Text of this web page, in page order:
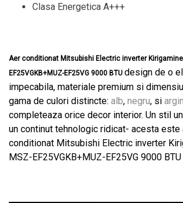
Clasa Energetica A+++
Aer conditionat Mitsubishi Electric inverter
EF25VGKB+MUZ-EF25VG 9000 BTU design de o
impecabila, materiale premium si
gama de culori distincte: alb, negru, si
completeaza orice decor interior. Un stil
un continut tehnologic ridicat- acesta este
conditionat Mitsubishi Electric inverter
MSZ-EF25VGKB+MUZ-EF25VG 9000 BTU